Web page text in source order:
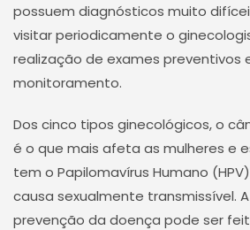
possuem diagnósticos muito
visitar periodicamente o
realização de exames preventivos
monitoramento.
Dos cinco tipos ginecológicos, o
é o que mais afeta as mulheres e
tem o Papilomavírus Humano
causa sexualmente transmissível.
prevenção da doença pode ser